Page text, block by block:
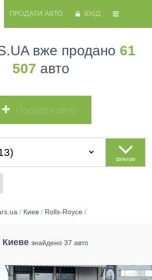
ПРОДАТИ АВТО ВХІД
вже продано 61
507 авто
Продати авто
фільтри
/ Киев / Rolls-Royce /
Киеве знайдено 37 авто